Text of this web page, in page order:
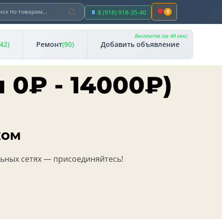
Поиск
8 (918) 918-35-40 0
Ремонт(90) Добавить объявление
Бесплатно (за 40 сек)
0₽ - 14000₽)
сетях — присоединяйтесь!